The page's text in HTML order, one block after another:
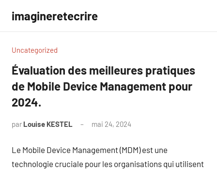
contenu
imagineretecrire
Uncategorized
Évaluation des meilleures pratiques
de Mobile Device Management pour
2024.
par Louise KESTEL mai 24, 2024
Le Mobile Device Management (MDM) est une
technologie cruciale pour les organisations qui utilisent